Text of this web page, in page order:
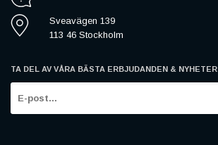
Sveavägen 139
113 46 Stockholm
TA DEL AV VÅRA BÄSTA ERBJUDANDEN & NYHETER